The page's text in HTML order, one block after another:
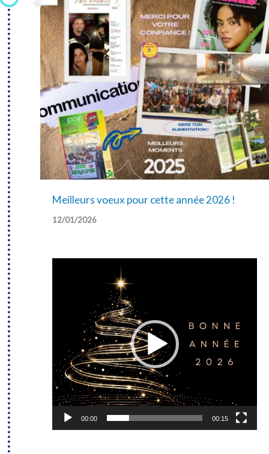
Meilleurs voeux pour cette année 2026 !
12/01/2026
00:00 00:15